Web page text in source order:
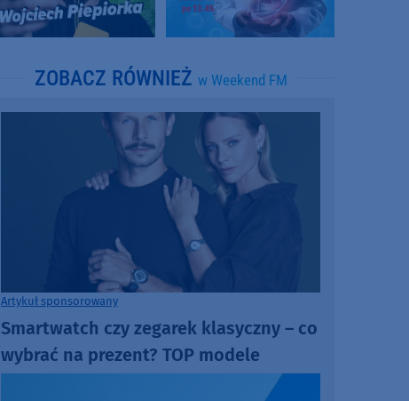
ZOBACZ RÓWNIEŻ w Weekend FM
Artykuł sponsorowany
Smartwatch czy zegarek klasyczny – co
wybrać na prezent? TOP modele